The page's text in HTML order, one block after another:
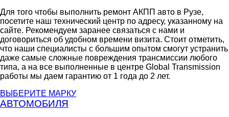
Для того чтобы выполнить ремонт АКПП авто в Рузе,
посетите наш технический центр по адресу, указанному на
сайте. Рекомендуем заранее связаться с нами и
договориться об удобном времени визита. Стоит отметить,
что наши специалисты с большим опытом смогут устранить
даже самые сложные повреждения трансмиссии любого
типа, а на все выполненные в центре Global Transmission
работы мы даем гарантию от 1 года до 2 лет.
ВЫБЕРИТЕ МАРКУ
АВТОМОБИЛЯ